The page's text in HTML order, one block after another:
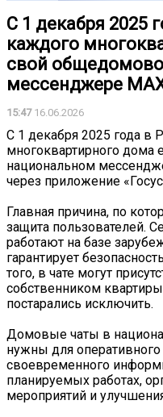
С 1 декабря 2025
каждого
свой
мессенджере
15:4716.06.2026
С 1 декабря 2025 года в
многоквартирного дома
национальном
через приложение
Главная причина, по
защита пользователей.
работают на базе
гарантирует
того, в чате могут
собственником
постарались исключить.
Домовые чаты в
нужны для
своевременного
планируемых работах,
мероприятий и